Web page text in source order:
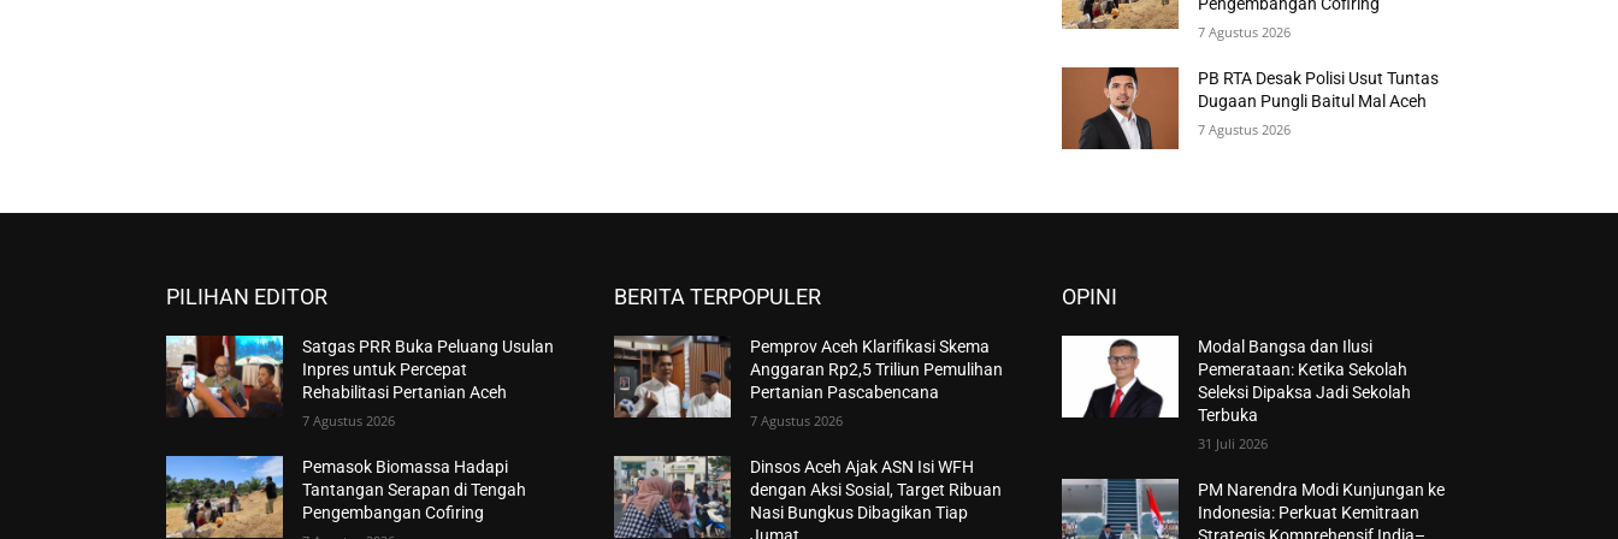
7 Agustus 2026
PB RTA Desak Polisi Usut Tuntas
Dugaan Pungli Baitul Mal Aceh
7 Agustus 2026
PILIHAN EDITOR
Satgas PRR Buka Peluang Usulan
Inpres untuk Percepat
Rehabilitasi Pertanian Aceh
7 Agustus 2026
Pemasok Biomassa Hadapi
Tantangan Serapan di Tengah
Pengembangan Cofiring
BERITA TERPOPULER
Pemprov Aceh Klarifikasi Skema
Anggaran Rp2,5 Triliun Pemulihan
Pertanian Pascabencana
7 Agustus 2026
Dinsos Aceh Ajak ASN Isi WFH
dengan Aksi Sosial, Target Ribuan
Nasi Bungkus Dibagikan Tiap
OPINI
Modal Bangsa dan Ilusi
Pemerataan: Ketika Sekolah
Seleksi Dipaksa Jadi Sekolah
Terbuka
31 Juli 2026
PM Narendra Modi Kunjungan ke
Indonesia: Perkuat Kemitraan